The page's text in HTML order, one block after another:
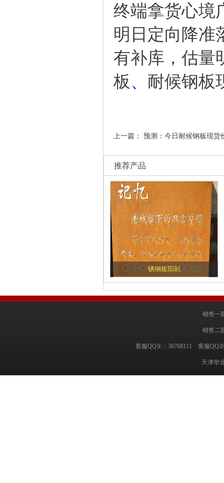
终端拿货心境
明日定向降准
有补库，估量
板、 耐候钢板
上一篇： 预测：今日耐候钢板现货
推荐产品
锈钢板阳刻
销售一
销售二
客服QQ①：36768111 客服
天津华